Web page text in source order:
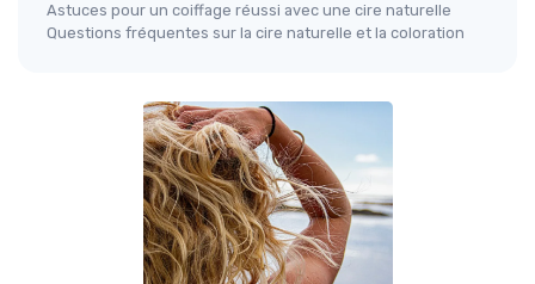
Astuces pour un coiffage réussi avec une cire naturelle
Questions fréquentes sur la cire naturelle et la coloration